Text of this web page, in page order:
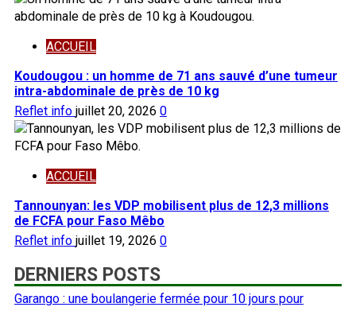
ACCUEIL
Koudougou : un homme de 71 ans sauvé d’une tumeur
intra-abdominale de près de 10 kg
Reflet info juillet 20, 2026 0
ACCUEIL
Tannounyan: les VDP mobilisent plus de 12,3 millions
de FCFA pour Faso Mêbo
Reflet info juillet 19, 2026 0
DERNIERS POSTS
Garango : une boulangerie fermée pour 10 jours pour